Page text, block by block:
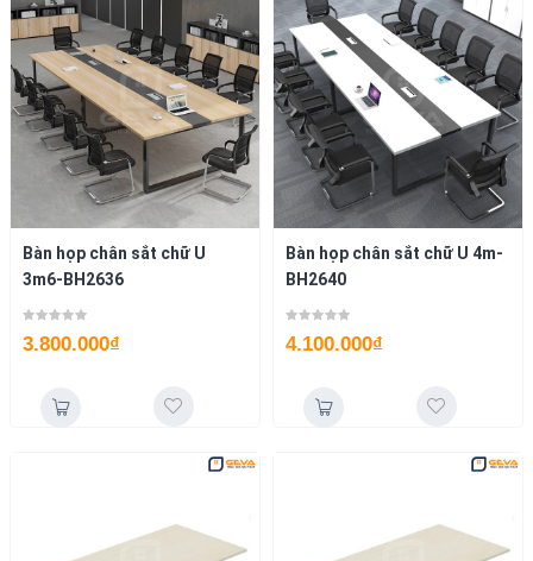
Bàn họp chân sắt chữ U
3m6-BH2636
3.800.000₫
Bàn họp chân sắt chữ U 4m-
BH2640
4.100.000₫